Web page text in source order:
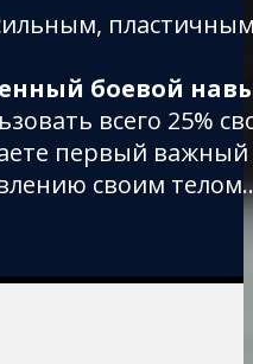
боевой
всего 25%
первый важный
своим